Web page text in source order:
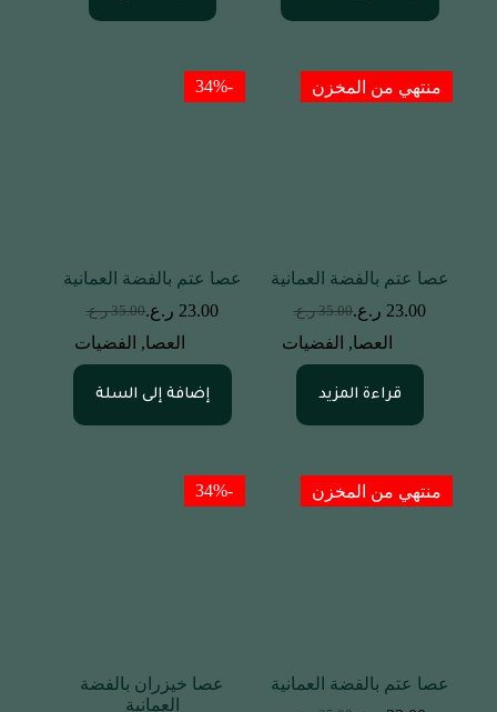
منتهي من المخزن
عصا عتم بالفضة العمانية
35.00 ر.ع. 23.00 ر.ع.
العصا, الفضيات
قراءة المزيد
-34%
عصا عتم بالفضة العمانية
35.00 ر.ع. 23.00 ر.ع.
العصا, الفضيات
إضافة إلى السلة
منتهي من المخزن
عصا عتم بالفضة العمانية
-34%
عصا خيزران بالفضة
العمانية